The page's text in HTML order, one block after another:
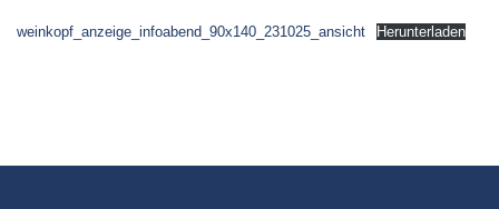
weinkopf_anzeige_infoabend_90x140_231025_ansicht Herunterladen